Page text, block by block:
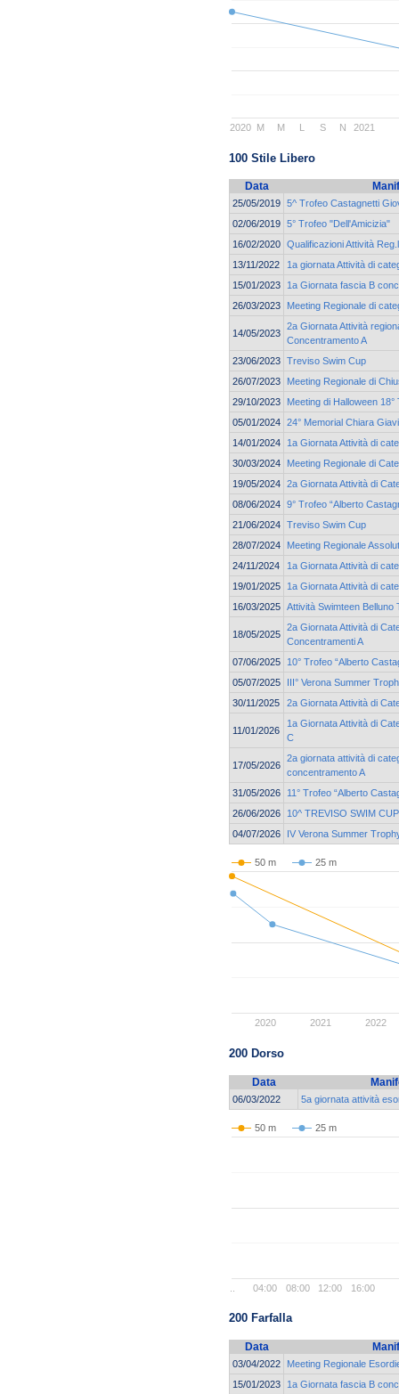
2020 2021
M M L S N
100 Stile Libero
Data
25/05/2019 5^ Trofeo Castagnetti
02/06/2019 5° Trofeo "Dell'Amicizia"
16/02/2020 Qualificazioni Attività
13/11/2022
1a giornata Attività di
15/01/2023
1a Giornata fascia B
26/03/2023
Meeting Regionale di
14/05/2023
2a Giornata Attività
Concentramento A
23/06/2023 Treviso Swim Cup
26/07/2023
Meeting Regionale di
29/10/2023
Meeting di Halloween
05/01/2024 24° Memorial Chiara
14/01/2024
1a Giornata Attività di
30/03/2024
Meeting Regionale di
19/05/2024 2a Giornata Attività di
08/06/2024 9° Trofeo “Alberto
21/06/2024 Treviso Swim Cup
28/07/2024
Meeting Regionale
24/11/2024
1a Giornata Attività di
19/01/2025
1a Giornata Attività di
16/03/2025 Attività Swimteen Belluno
18/05/2025
2a Giornata Attività di
Concentramenti A
07/06/2025
10° Trofeo “Alberto
05/07/2025
III° Verona Summer
30/11/2025
2a Giornata Attività di
11/01/2026
1a Giornata Attività di
C
17/05/2026
2a giornata attività di
concentramento A
31/05/2026
11° Trofeo “Alberto
26/06/2026
10^ TREVISO SWIM CUP
04/07/2026
IV Verona Summer
50 m 25 m
2020 2021 2022
200 Dorso
Data
06/03/2022 5a giornata attività
50 m 25 m
04:00 08:00 12:00 16:00
200 Farfalla
Data
03/04/2022
Meeting Regionale
15/01/2023
1a Giornata fascia B